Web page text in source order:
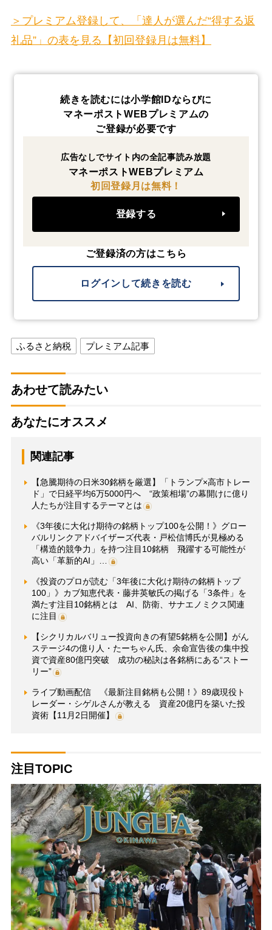
＞プレミアム登録して、「達人が選んだ“得する返
礼品”」の表を見る【初回登録月は無料】
続きを読むには小学館IDならびに
マネーポストWEBプレミアムの
ご登録が必要です
広告なしでサイト内の全記事読み放題
マネーポストWEBプレミアム
初回登録月は無料！
登録する
ご登録済の方はこちら
ログインして続きを読む
ふるさと納税 プレミアム記事
あわせて読みたい
あなたにオススメ
関連記事
【急騰期待の日米30銘柄を厳選】「トランプ×高市トレー
ド」で日経平均6万5000円へ “政策相場”の幕開けに億り
人たちが注目するテーマとは
《3年後に大化け期待の銘柄トップ100を公開！》グロー
バルリンクアドバイザーズ代表・戸松信博氏が見極める
「構造的競争力」を持つ注目10銘柄 飛躍する可能性が
高い「革新的AI」…
《投資のプロが読む「3年後に大化け期待の銘柄トップ
100」》カブ知恵代表・藤井英敏氏の掲げる「3条件」を
満たす注目10銘柄とは AI、防衛、サナエノミクス関連
に注目
【シクリカルバリュー投資向きの有望5銘柄を公開】がん
ステージ4の億り人・たーちゃん氏、余命宣告後の集中投
資で資産80億円突破 成功の秘訣は各銘柄にある“ストー
リー”
ライブ動画配信 《最新注目銘柄も公開！》89歳現役ト
レーダー・シゲルさんが教える 資産20億円を築いた投
資術【11月2日開催】
注目TOPIC